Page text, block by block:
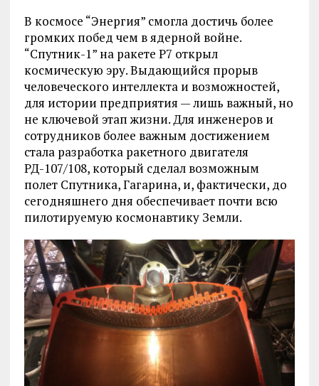
В космосе “Энергия” смогла достичь более
громких побед чем в ядерной войне.
“Спутник-1” на ракете Р7 открыл
космическую эру. Выдающийся прорыв
человеческого интеллекта и возможностей,
для истории предприятия — лишь важный, но
не ключевой этап жизни. Для инженеров и
сотрудников более важным достижением
стала разработка ракетного двигателя
РД-107/108, который сделал возможным
полет Спутника, Гагарина, и, фактически, до
сегодняшнего дня обеспечивает почти всю
пилотируемую космонавтику Земли.